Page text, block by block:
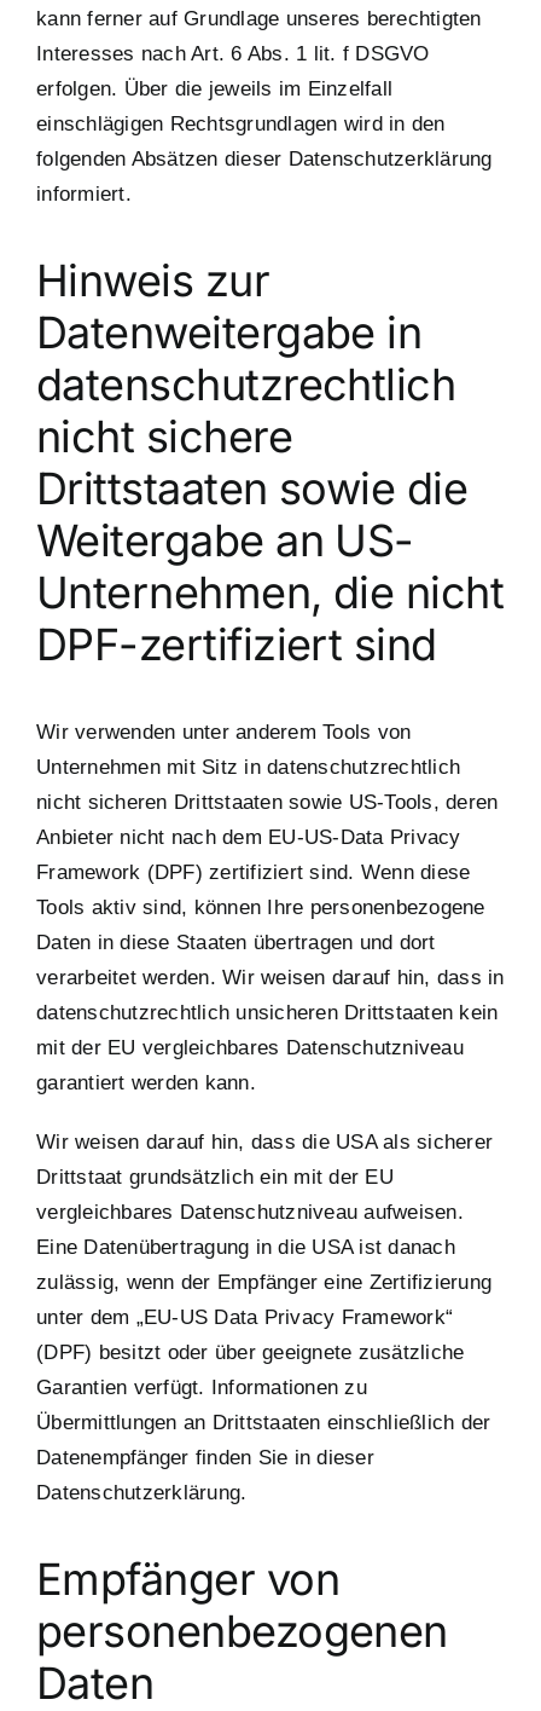
kann ferner auf Grundlage unseres berechtigten
Interesses nach Art. 6 Abs. 1 lit. f DSGVO
erfolgen. Über die jeweils im Einzelfall
einschlägigen Rechtsgrundlagen wird in den
folgenden Absätzen dieser Datenschutzerklärung
informiert.
Hinweis zur
Datenweitergabe in
datenschutzrechtlich
nicht sichere
Drittstaaten sowie die
Weitergabe an US-
Unternehmen, die nicht
DPF-zertifiziert sind
Wir verwenden unter anderem Tools von
Unternehmen mit Sitz in datenschutzrechtlich
nicht sicheren Drittstaaten sowie US-Tools, deren
Anbieter nicht nach dem EU-US-Data Privacy
Framework (DPF) zertifiziert sind. Wenn diese
Tools aktiv sind, können Ihre personenbezogene
Daten in diese Staaten übertragen und dort
verarbeitet werden. Wir weisen darauf hin, dass in
datenschutzrechtlich unsicheren Drittstaaten kein
mit der EU vergleichbares Datenschutzniveau
garantiert werden kann.
Wir weisen darauf hin, dass die USA als sicherer
Drittstaat grundsätzlich ein mit der EU
vergleichbares Datenschutzniveau aufweisen.
Eine Datenübertragung in die USA ist danach
zulässig, wenn der Empfänger eine Zertifizierung
unter dem „EU-US Data Privacy Framework“
(DPF) besitzt oder über geeignete zusätzliche
Garantien verfügt. Informationen zu
Übermittlungen an Drittstaaten einschließlich der
Datenempfänger finden Sie in dieser
Datenschutzerklärung.
Empfänger von
personenbezogenen
Daten